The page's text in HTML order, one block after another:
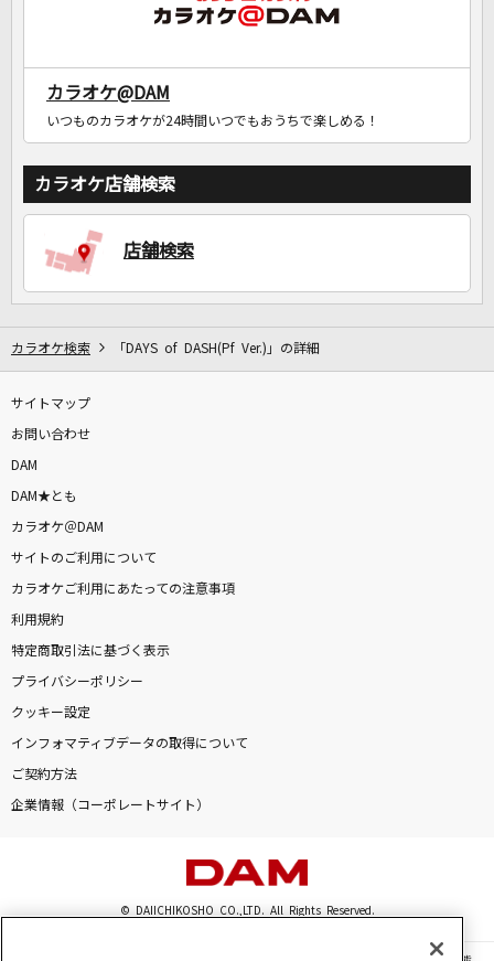
カラオケ@DAM
いつものカラオケが24時間いつでもおうちで楽しめる！
カラオケ店舗検索
店舗検索
カラオケ検索 「DAYS of DASH(Pf Ver.)」の詳細
サイトマップ
お問い合わせ
DAM
DAM★とも
カラオケ＠DAM
サイトのご利用について
カラオケご利用にあたっての注意事項
利用規約
特定商取引法に基づく表示
プライバシーポリシー
クッキー設定
インフォマティブデータの取得について
ご契約方法
企業情報（コーポレートサイト）
© DAIICHIKOSHO CO.,LTD. All Rights Reserved.